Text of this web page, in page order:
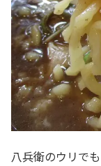
八兵衛のウリで